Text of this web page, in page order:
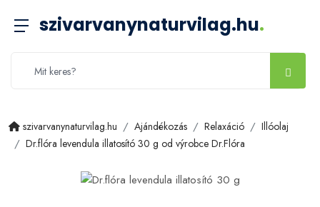
szivarvanynaturvilag.hu.
szivarvanynaturvilag.hu Ajándékozás Relaxáció
Illóolaj
Dr.flóra levendula illatosító 30 g od výrobce Dr.Flóra